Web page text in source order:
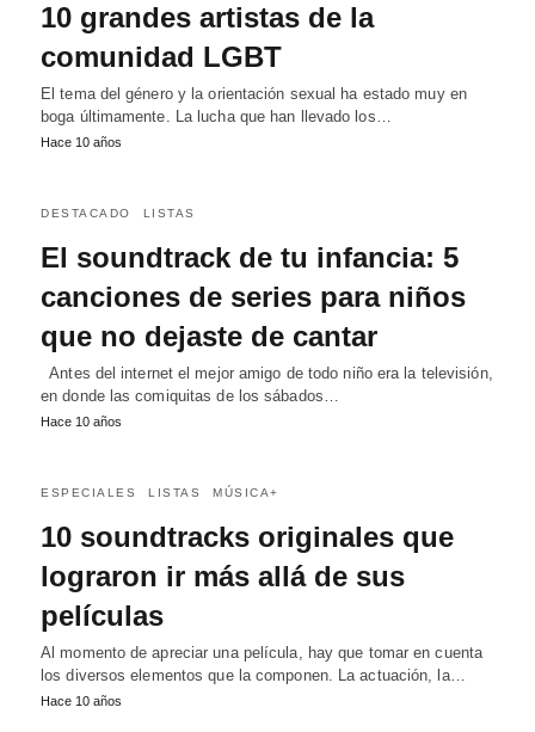
10 grandes artistas de la
comunidad LGBT
El tema del género y la orientación sexual ha estado muy en
boga últimamente. La lucha que han llevado los…
Hace 10 años
DESTACADO LISTAS
El soundtrack de tu infancia: 5
canciones de series para niños
que no dejaste de cantar
Antes del internet el mejor amigo de todo niño era la televisión,
en donde las comiquitas de los sábados…
Hace 10 años
ESPECIALES LISTAS MÚSICA+
10 soundtracks originales que
lograron ir más allá de sus
películas
Al momento de apreciar una película, hay que tomar en cuenta
los diversos elementos que la componen. La actuación, la…
Hace 10 años